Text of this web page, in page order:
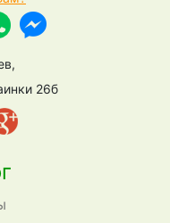
26б